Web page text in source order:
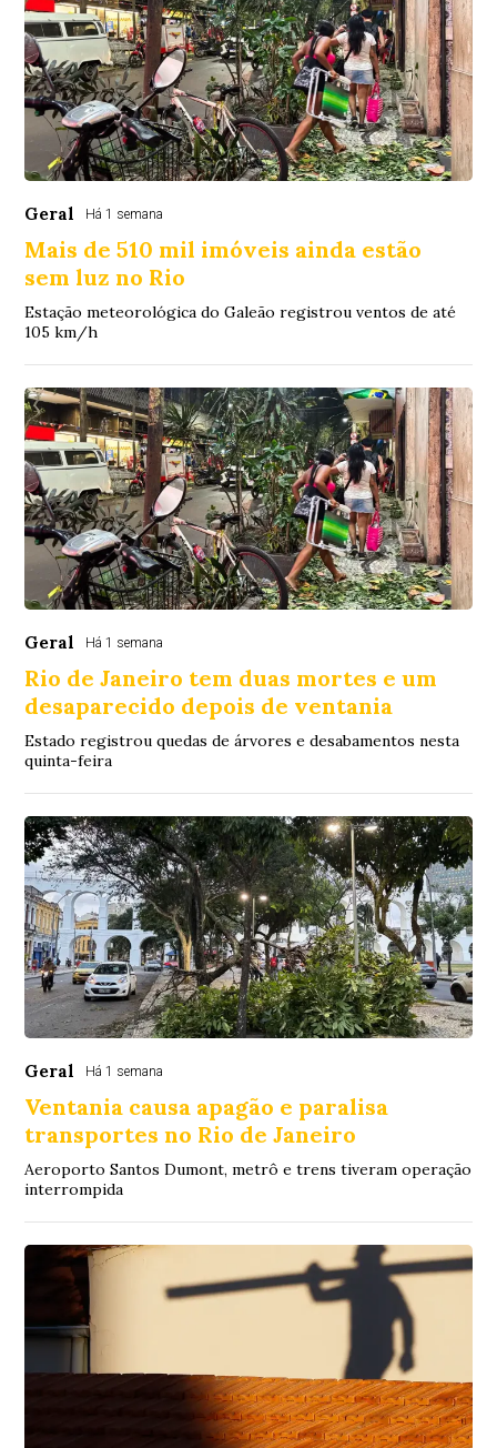
Geral Há 1 semana
Mais de 510 mil imóveis ainda estão
sem luz no Rio
Estação meteorológica do Galeão registrou ventos de até
105 km/h
Geral Há 1 semana
Rio de Janeiro tem duas mortes e um
desaparecido depois de ventania
Estado registrou quedas de árvores e desabamentos nesta
quinta-feira
Geral Há 1 semana
Ventania causa apagão e paralisa
transportes no Rio de Janeiro
Aeroporto Santos Dumont, metrô e trens tiveram operação
interrompida